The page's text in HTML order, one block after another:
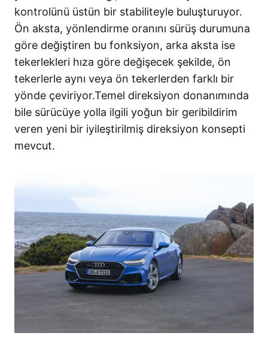
kontrolünü üstün bir stabiliteyle buluşturuyor.
Ön aksta, yönlendirme oranını sürüş durumuna
göre değiştiren bu fonksiyon, arka aksta ise
tekerlekleri hıza göre değişecek şekilde, ön
tekerlerle aynı veya ön tekerlerden farklı bir
yönde çeviriyor.Temel direksiyon donanımında
bile sürücüye yolla ilgili yoğun bir geribildirim
veren yeni bir iyileştirilmiş direksiyon konsepti
mevcut.